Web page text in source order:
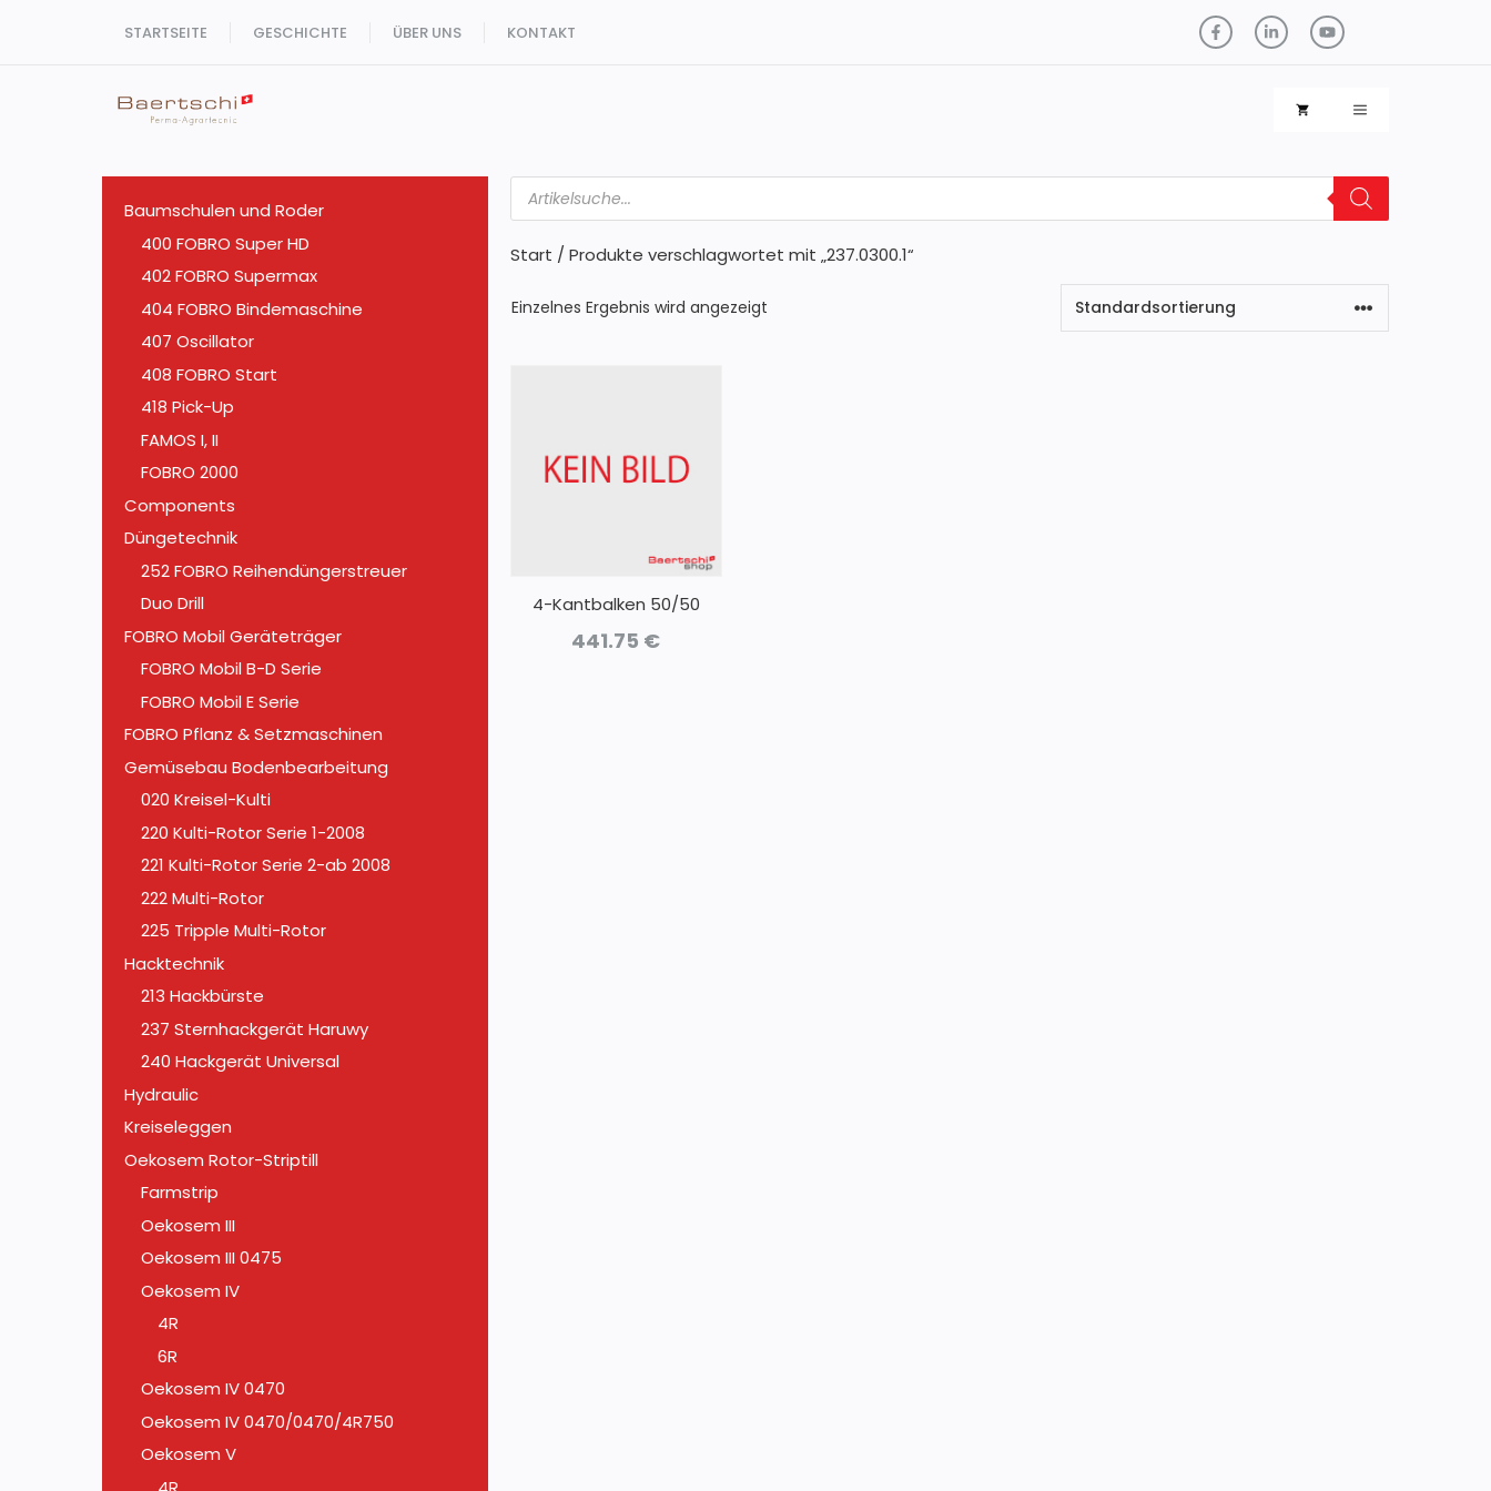
STARTSEITE GESCHICHTE ÜBER UNS KONTAKT
Products
search
Start / Produkte verschlagwortet mit „237.0300.1“
Einzelnes Ergebnis wird angezeigt
4-Kantbalken 50/50
441.75 €
Baumschulen und Roder
400 FOBRO Super HD
402 FOBRO Supermax
404 FOBRO Bindemaschine
407 Oscillator
408 FOBRO Start
418 Pick-Up
FAMOS I, II
FOBRO 2000
Components
Düngetechnik
252 FOBRO Reihendüngerstreuer
Duo Drill
FOBRO Mobil Geräteträger
FOBRO Mobil B-D Serie
FOBRO Mobil E Serie
FOBRO Pflanz & Setzmaschinen
Gemüsebau Bodenbearbeitung
020 Kreisel-Kulti
220 Kulti-Rotor Serie 1-2008
221 Kulti-Rotor Serie 2-ab 2008
222 Multi-Rotor
225 Tripple Multi-Rotor
Hacktechnik
213 Hackbürste
237 Sternhackgerät Haruwy
240 Hackgerät Universal
Hydraulic
Kreiseleggen
Oekosem Rotor-Striptill
Farmstrip
Oekosem III
Oekosem III 0475
Oekosem IV
4R
6R
Oekosem IV 0470
Oekosem IV 0470/0470/4R750
Oekosem V